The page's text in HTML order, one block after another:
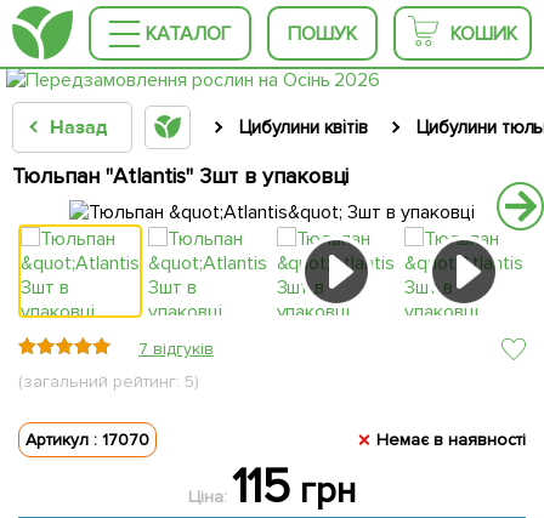
КАТАЛОГ ПОШУК КОШИК
Назад Цибулини квітів Цибулини
Тюльпан "Atlantis" 3шт в упаковці
7 відгуків
(загальний рейтинг: 5)
Артикул : 17070 Немає в наявності
Ціна: 115 грн